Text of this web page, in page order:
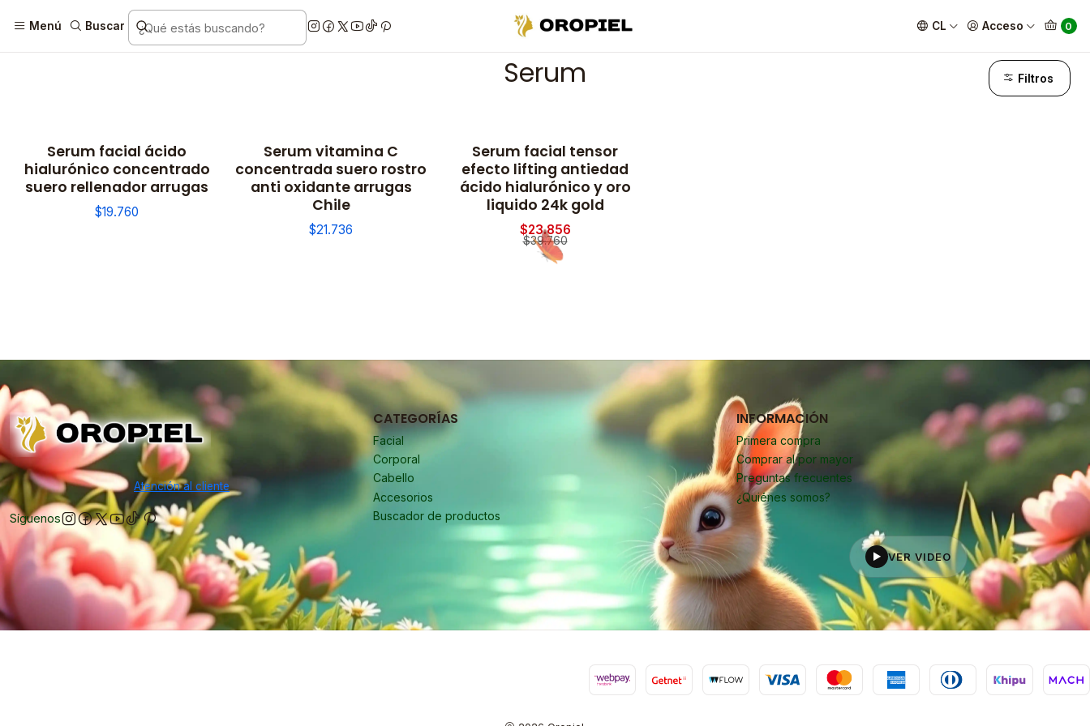
Menú Buscar CL Acceso 0
Marcas Avon Serum
Serum Filtros
Serum facial ácido
hialurónico concentrado
suero rellenador arrugas
$19.760
Serum vitamina C
concentrada suero rostro
anti oxidante arrugas
Chile
$21.736
-40% OFF
Serum facial tensor
efecto lifting antiedad
ácido hialurónico y oro
liquido 24k gold
$23.856
$39.760
Atención al cliente
Síguenos
CATEGORÍAS
Facial
Corporal
Cabello
Accesorios
Buscador de productos
INFORMACIÓN
Primera compra
Comprar al por mayor
Preguntas frecuentes
¿Quiénes somos?
▶ VER VIDEO